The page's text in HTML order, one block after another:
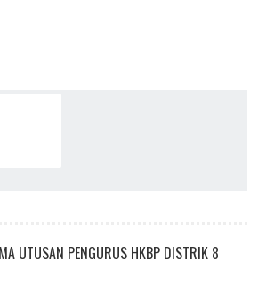
UTUSAN PENGURUS HKBP DISTRIK 8